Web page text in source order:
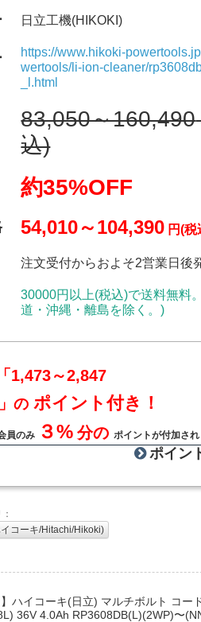
日立工機(HIKOKI)
https://www.hikoki-
wertools/li-ion-cleaner/
_l.html
83,050～160,490
込)
約35%OFF
54,010～104,390 円(税
注文受付からおよそ2営業日後
30000円以上(税込)で送料無料
道・沖縄・離島を除く。)
1,473～2,847
のポイント付き！
員のみ ３% 分のポイントが付加され
ポイン
コーキ/Hitachi/Hikoki)
】ハイコーキ(日立) マルチボルト コー
36V 4.0Ah RP3608DB(L)(2WP)〜